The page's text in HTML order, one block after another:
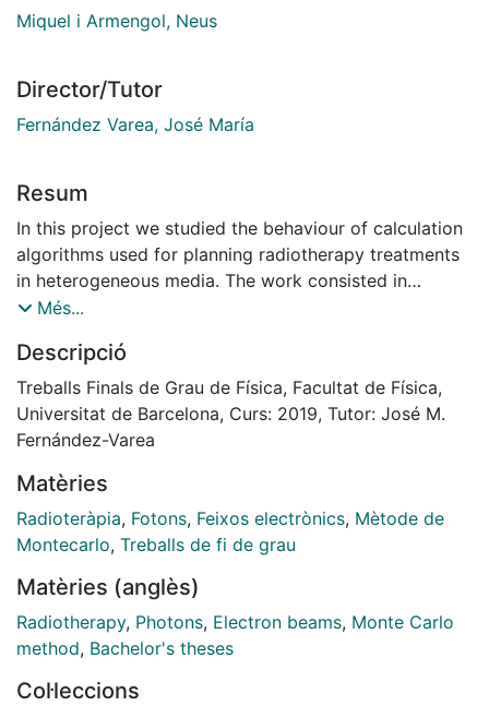
Miquel i Armengol, Neus
Director/Tutor
Fernández Varea, José María
Resum
In this project we studied the behaviour of calculation
algorithms used for planning radiotherapy treatments
in heterogeneous media. The work consisted in
measuring the absolute absorbed dose with an
and bone for 6 and 15 MV photon beams. The
measurements were compared to Monte Carlo
simulations done with the PENELOPE/penEasy code
and to the calculations of the AAA and Acuros
Més...
Descripció
Treballs Finals de Grau de Física, Facultat de Física,
Universitat de Barcelona, Curs: 2019, Tutor: José M.
Fernández-Varea
Matèries
Radioteràpia, Fotons, Feixos electrònics, Mètode de
Montecarlo, Treballs de fi de grau
Matèries (anglès)
Radiotherapy, Photons, Electron beams, Monte Carlo
method, Bachelor's theses
Col·leccions